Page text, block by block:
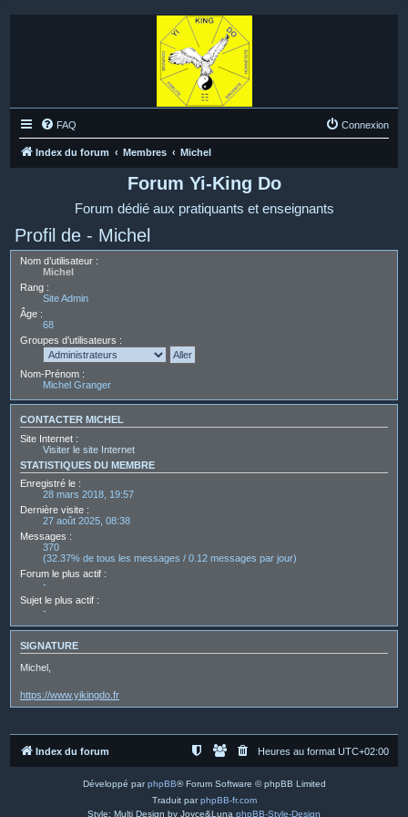
FAQ Connexion
Index du forum Membres Michel
Forum Yi-King Do
Forum dédié aux pratiquants et enseignants
Profil de - Michel
Nom d’utilisateur :
Michel
Rang :
Site Admin
Âge :
68
Groupes d’utilisateurs :
Nom-Prénom :
Michel Granger
CONTACTER MICHEL
Site Internet :
Visiter le site Internet
STATISTIQUES DU MEMBRE
Enregistré le :
28 mars 2018, 19:57
Dernière visite :
27 août 2025, 08:38
Messages :
370
(32.37% de tous les messages / 0.12 messages par jour)
Forum le plus actif :
-
Sujet le plus actif :
-
SIGNATURE
Michel,
https://www.yikingdo.fr
Index du forum Heures au format UTC+02:00
Développé parphpBB® Forum Software © phpBB Limited
Traduit parphpBB-fr.com
Style: Multi Design by Joyce&Luna phpBB-Style-Design